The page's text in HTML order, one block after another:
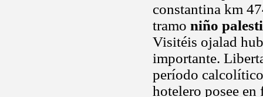
constantina km
tramo niño
Visitéis ojalad
importante.
período
hotelero posee